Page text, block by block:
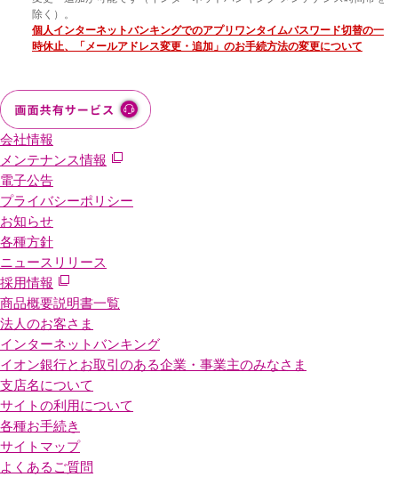
除く）。
個人インターネットバンキングでのアプリワンタイムパスワード切替の一
時休止、「メールアドレス変更・追加」のお手続方法の変更について
会社情報
メンテナンス情報
電子公告
プライバシーポリシー
お知らせ
各種方針
ニュースリリース
採用情報
商品概要説明書一覧
法人のお客さま
インターネットバンキング
イオン銀行とお取引のある企業・事業主のみなさま
支店名について
サイトの利用について
各種お手続き
サイトマップ
よくあるご質問